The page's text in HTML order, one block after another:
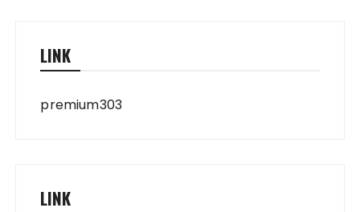
LINK
premium303
LINK